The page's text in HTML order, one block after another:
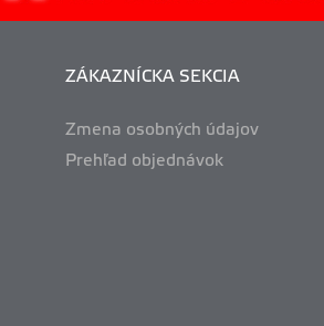
ZÁKAZNÍCKA SEKCIA
Zmena osobných údajov
Prehľad objednávok